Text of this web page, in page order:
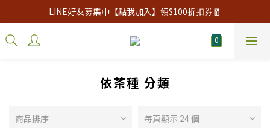
LINE好友募集中【點我加入】領$100折扣券🧧
依茶種 分類
商品排序 每頁顯示 24 個